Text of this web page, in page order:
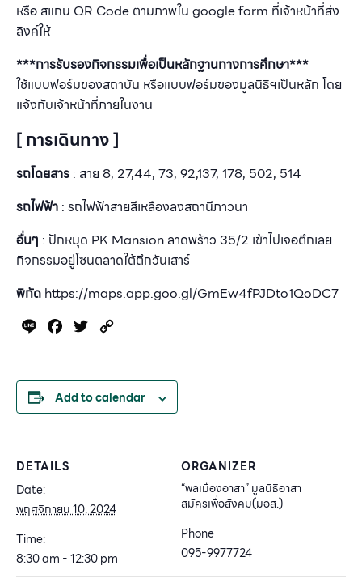
หรือ สแกน QR Code ตามภาพใน google form ที่เจ้าหน้าที่ส่ง
ลิงค์ให้
***การรับรองกิจกรรมเพื่อเป็นหลักฐานทางการศึกษา***
ใช้แบบฟอร์มของสถาบัน หรือแบบฟอร์มของมูลนิธิฯเป็นหลัก โดย
แจ้งกับเจ้าหน้าที่ภายในงาน
[ การเดินทาง ]
รถโดยสาร : สาย 8, 27,44, 73, 92,137, 178, 502, 514
รถไฟฟ้า : รถไฟฟ้าสายสีเหลืองลงสถานีภาวนา
อื่นๆ : ปักหมุด PK Mansion ลาดพร้าว 35/2 เข้าไปเจอตึกเลย
กิจกรรมอยู่โซนตลาดใต้ตึกวันเสาร์
พิกัด https://maps.app.goo.gl/GmEw4fPJDto1QoDC7
Line Facebook
Twitter
Add to calendar
DETAILS
Date:
พฤศจิกายน 10, 2024
Time:
8:30 am - 12:30 pm
ORGANIZER
“พลเมืองอาสา” มูลนิธิอาสา
สมัครเพื่อสังคม(มอส.)
Phone
095-9977724